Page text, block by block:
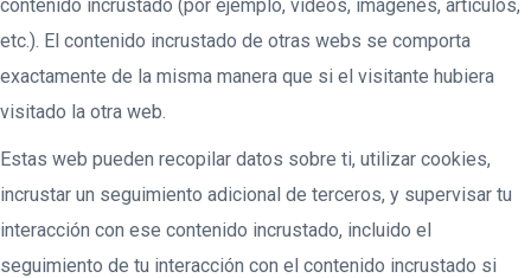
contenido incrustado (por ejemplo, vídeos, imágenes, artículos,
etc.). El contenido incrustado de otras webs se comporta
exactamente de la misma manera que si el visitante hubiera
visitado la otra web.
Estas web pueden recopilar datos sobre ti, utilizar cookies,
incrustar un seguimiento adicional de terceros, y supervisar tu
interacción con ese contenido incrustado, incluido el
seguimiento de tu interacción con el contenido incrustado si